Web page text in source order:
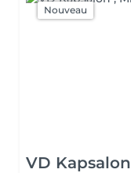
Nouveau
VD Kapsalon